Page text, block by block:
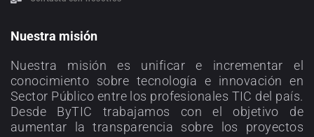
Nuestra misión
Nuestra misión es unificar e incrementar el
conocimiento sobre tecnología e innovación en
Sector Público entre los profesionales TIC del país.
Desde ByTIC trabajamos con el objetivo de
aumentar la transparencia sobre los proyectos